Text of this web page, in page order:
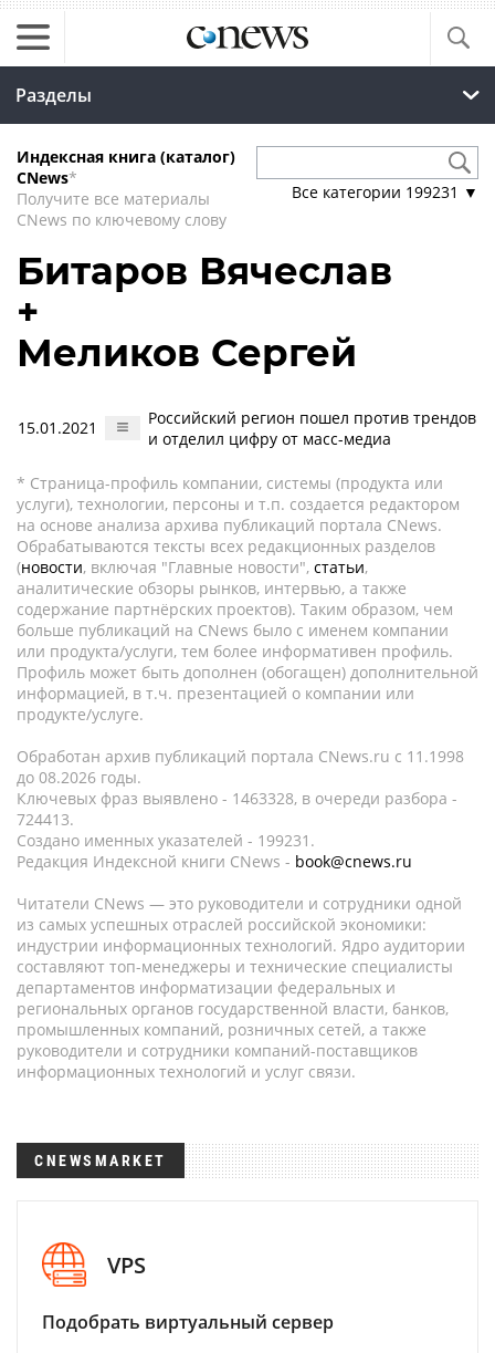
Разделы
Индексная книга (каталог)
CNews*
Получите все материалы
CNews по ключевому слову
Все категории 199231 ▼
Битаров Вячеслав
+
Меликов Сергей
15.01.2021
Российский регион пошел против трендов
и отделил цифру от масс-медиа
* Страница-профиль компании, системы (продукта или
услуги), технологии, персоны и т.п. создается редактором
на основе анализа архива публикаций портала CNews.
Обрабатываются тексты всех редакционных разделов
(новости, включая "Главные новости", статьи,
аналитические обзоры рынков, интервью, а также
содержание партнёрских проектов). Таким образом, чем
больше публикаций на CNews было с именем компании
или продукта/услуги, тем более информативен профиль.
Профиль может быть дополнен (обогащен) дополнительной
информацией, в т.ч. презентацией о компании или
продукте/услуге.
Обработан архив публикаций портала CNews.ru c 11.1998
до 08.2026 годы.
Ключевых фраз выявлено - 1463328, в очереди разбора -
724413.
Создано именных указателей - 199231.
Редакция Индексной книги CNews - book@cnews.ru
Читатели CNews — это руководители и сотрудники одной
из самых успешных отраслей российской экономики:
индустрии информационных технологий. Ядро аудитории
составляют топ-менеджеры и технические специалисты
департаментов информатизации федеральных и
региональных органов государственной власти, банков,
промышленных компаний, розничных сетей, а также
руководители и сотрудники компаний-поставщиков
информационных технологий и услуг связи.
CNEWSMARKET
VPS
Подобрать виртуальный сервер